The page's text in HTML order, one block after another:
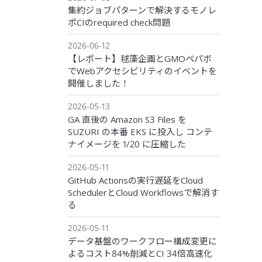
集約ジョブパターンで解決するモノレ
ポCIのrequired check問題
2026-06-12
【レポート】毬藻企画とGMOペパボ
でWebアクセシビリティのイベントを
開催しました！
2026-05-13
GA 直後の Amazon S3 Files を
SUZURI の本番 EKS に投入し コンテ
ナイメージを 1/20 に圧縮した
2026-05-11
GitHub Actionsの実行遅延をCloud
SchedulerとCloud Workflowsで解消す
る
2026-05-11
データ基盤のワークフロー構成変更に
よるコスト84%削減とCI 34倍高速化